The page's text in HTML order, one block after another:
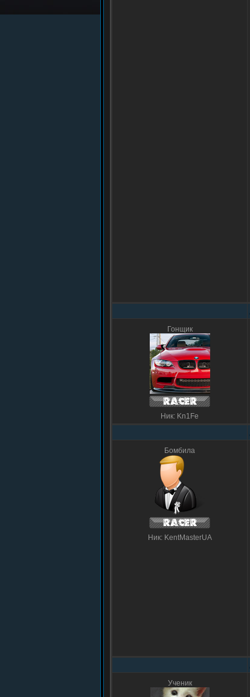
Гонщик
Ник: Kn1Fe
Бомбила
Ник: KentMasterUA
Ученик